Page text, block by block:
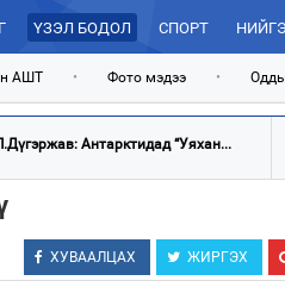
ҮЗЭЛ БОДОЛ СПОРТ
АШТ • Фото мэдээ •
Антарктидад “Уяхан...
ХУВААЛЦАХ ЖИРГЭХ